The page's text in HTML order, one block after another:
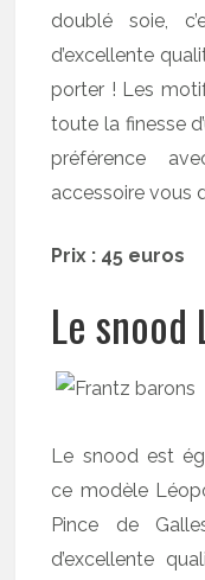
doublé soie,
d’excellente
porter ! Les
toute la finesse
préférence
accessoire vous
Prix : 45 euros
Le snood
Le snood est
ce modèle
Pince de
d’excellente